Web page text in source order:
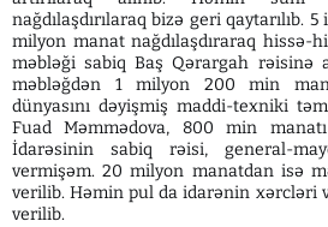
nağdılaşdırılaraq bizə geri qaytarılıb.
milyon manat nağdılaşdıraraq hissə-
məbləği sabiq Baş Qərargah rəisinə
məbləğdən 1 milyon 200 min
dünyasını dəyişmiş maddi-texniki
Fuad Məmmədova, 800 min
İdarəsinin sabiq rəisi, general-
vermişəm. 20 milyon manatdan isə
verilib. Həmin pul da idarənin xərcləri
verilib.